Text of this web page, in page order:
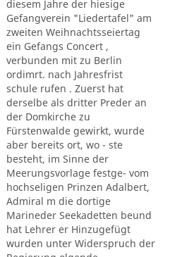
diesem Jahre der hiesige
Gefangverein "Liedertafel" am
zweiten Weihnachtsseiertag
ein Gefangs Concert ,
verbunden mit zu Berlin
ordimrt. nach Jahresfrist
schule rufen . Zuerst hat
derselbe als dritter Preder an
der Domkirche zu
Fürstenwalde gewirkt, wurde
aber bereits ort, wo - ste
besteht, im Sinne der
Meerungsvorlage festge- vom
hochseligen Prinzen Adalbert,
Admiral m die dortige
Marineder Seekadetten beund
hat Lehrer er Hinzugefügt
wurden unter Widerspruch der